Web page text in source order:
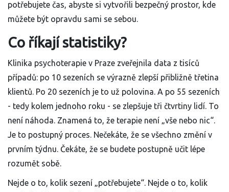
potřebujete čas, abyste si vytvořili bezpečný prostor, kde
můžete být opravdu sami se sebou.
Co říkají statistiky?
Klinika psychoterapie v Praze zveřejnila data z tisíců
případů: po 10 sezeních se výrazně zlepší přibližně třetina
klientů. Po 20 sezeních je to už polovina. A po 55 sezeních
- tedy kolem jednoho roku - se zlepšuje tři čtvrtiny lidí. To
není náhoda. Znamená to, že terapie není „vše nebo nic“.
Je to postupný proces. Nečekáte, že se všechno změní v
prvním týdnu. Čekáte, že se budete postupně učit lépe
rozumět sobě.
Nejde o to, kolik sezení „potřebujete“. Nejde o to, kolik